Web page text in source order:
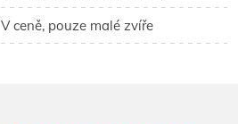
V ceně, pouze malé zvíře